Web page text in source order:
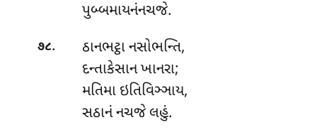
પુબ્બમાયનંનચજે.
૭૮. ઠાનભટ્ઠાનસોભન્તિ,
દન્તાકેસાન ખાનરા;
મતિમા ઇતિવિઞ્ઞાય,
સઠાનં નચજે લહું.